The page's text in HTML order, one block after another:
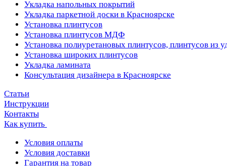
Укладка напольных покрытий
Укладка паркетной доски в Красноярске
Установка плинтусов
Установка плинтусов МДФ
Установка полиуретановых плинтусов, плинтусов из
Установка широких плинтусов
Укладка ламината
Консультация дизайнера в Красноярске
Статьи
Инструкции
Контакты
Как купить
Условия оплаты
Условия доставки
Гарантия на товар